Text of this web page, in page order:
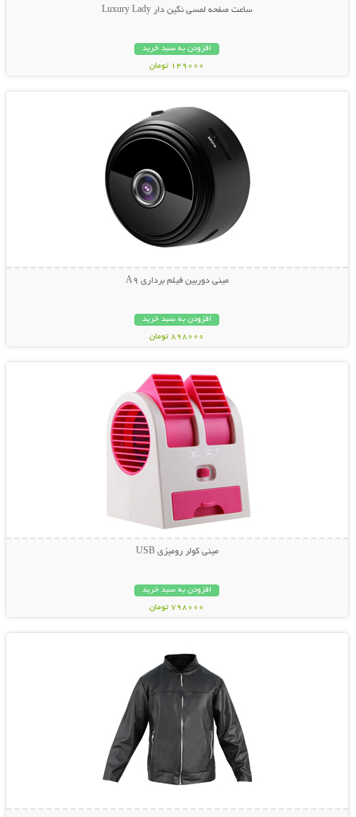
ساعت صفحه لمسی نگین دار Luxury Lady
افزودن به سبد خرید
149000 تومان
مینی دوربین فیلم برداری A9
افزودن به سبد خرید
898000 تومان
مينی کولر روميزی USB
افزودن به سبد خرید
798000 تومان